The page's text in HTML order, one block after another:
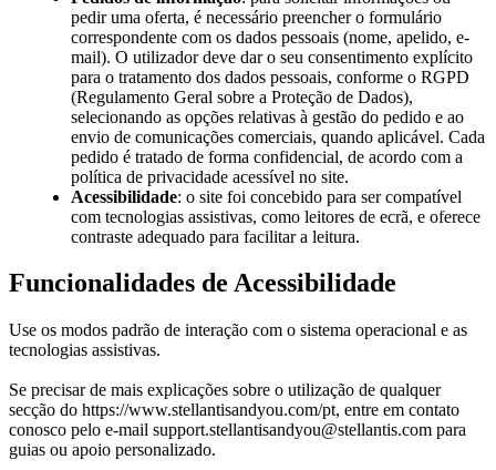
pedir uma oferta, é necessário preencher o formulário
correspondente com os dados pessoais (nome, apelido, e-
mail). O utilizador deve dar o seu consentimento explícito
para o tratamento dos dados pessoais, conforme o RGPD
(Regulamento Geral sobre a Proteção de Dados),
selecionando as opções relativas à gestão do pedido e ao
envio de comunicações comerciais, quando aplicável. Cada
pedido é tratado de forma confidencial, de acordo com a
política de privacidade acessível no site.
Acessibilidade: o site foi concebido para ser compatível
com tecnologias assistivas, como leitores de ecrã, e oferece
contraste adequado para facilitar a leitura.
Funcionalidades de Acessibilidade
Use os modos padrão de interação com o sistema operacional e as
tecnologias assistivas.
Se precisar de mais explicações sobre o utilização de qualquer
secção do https://www.stellantisandyou.com/pt, entre em contato
conosco pelo e-mail support.stellantisandyou@stellantis.com para
guias ou apoio personalizado.